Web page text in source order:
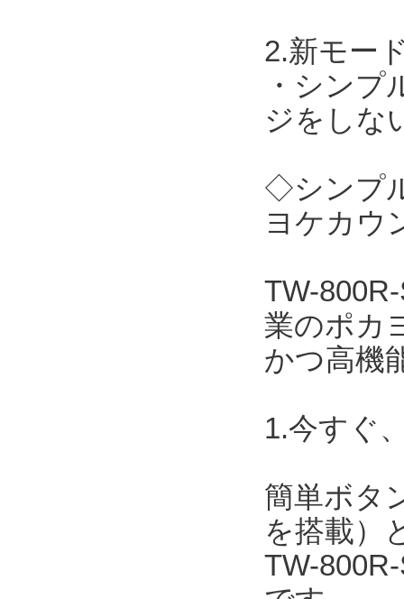
2.新モー
・シン
ジをしな
◇シンプ
ヨケカウ
TW-
業のポカ
かつ高機
1.今すぐ
簡単ボタ
を搭載）
TW-